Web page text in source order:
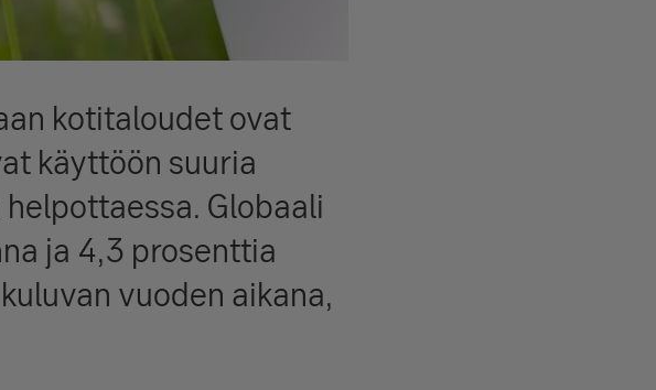
kotitaloudet ovat
käyttöön suuria
Globaali
ja 4,3 prosenttia
vuoden aikana,